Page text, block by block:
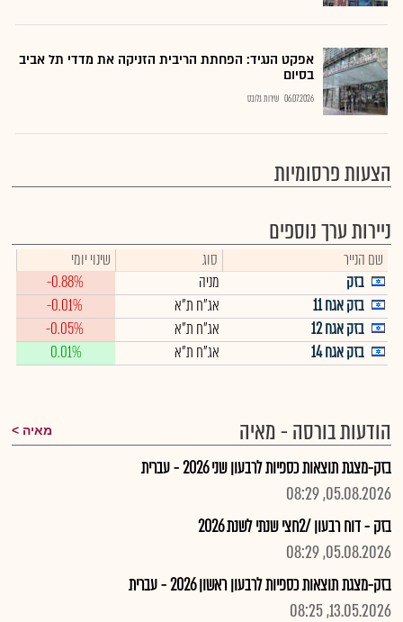
אפקט הנגיד: הפחתת הריבית הזניקה את מדדי תל אביב
בסיום
06.07.2026 שירות גלובס
הצעות פרסומיות
ניירות ערך נוספים
שם הנייר סוג
שינוי יומי
בזק
מניה
-0.88%
בזק אגח 11
אג"ח ת"א
-0.01%
בזק אגח 12
אג"ח ת"א
-0.05%
בזק אגח 14
אג"ח ת"א 0.01%
הודעות בורסה - מאיה מאיה
בזק-מצגת תוצאות כספיות לרבעון שני 2026 - עברית
05.08.2026, 08:29
בזק - דוח רבעון /2חצי שנתי לשנת 2026
05.08.2026, 08:29
בזק-מצגת תוצאות כספיות לרבעון ראשון 2026 - עברית
13.05.2026, 08:25